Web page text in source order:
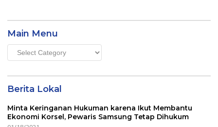
Main Menu
Main
Menu
Berita Lokal
Minta Keringanan Hukuman karena Ikut Membantu
Ekonomi Korsel, Pewaris Samsung Tetap Dihukum